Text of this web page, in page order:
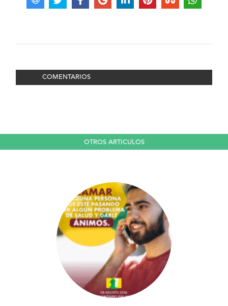
COMENTARIOS
OTROS ARTICULOS